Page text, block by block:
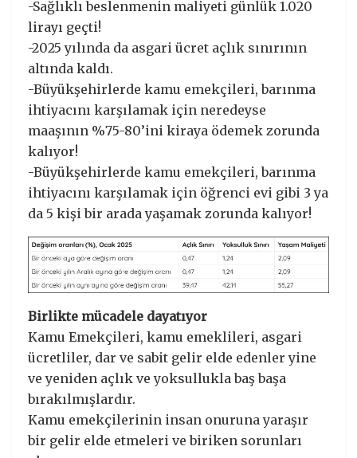
-Sağlıklı beslenmenin maliyeti günlük 1.020
lirayı geçti!
-2025 yılında da asgari ücret açlık sınırının
altında kaldı.
-Büyükşehirlerde kamu emekçileri, barınma
ihtiyacını karşılamak için neredeyse
maaşının %75-80’ini kiraya ödemek zorunda
kalıyor!
-Büyükşehirlerde kamu emekçileri, barınma
ihtiyacını karşılamak için öğrenci evi gibi 3 ya
da 5 kişi bir arada yaşamak zorunda kalıyor!
Birlikte mücadele dayatıyor
Kamu Emekçileri, kamu emeklileri, asgari
ücretliler, dar ve sabit gelir elde edenler yine
ve yeniden açlık ve yoksullukla baş başa
bırakılmışlardır.
Kamu emekçilerinin insan onuruna yaraşır
bir gelir elde etmeleri ve biriken sorunları